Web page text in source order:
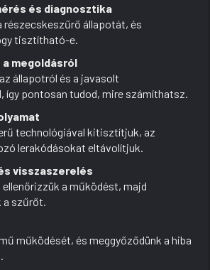
és diagnosztika
részecskeszűrő állapotát, és
tisztítható-e.
megoldásról
állapotról és a javasolt
így pontosan tudod, mire számíthatsz.
technológiával kitisztítjuk, az
lerakódásokat eltávolítjuk.
visszaszerelés
a működést, majd
szűrőt.
működését, és meggyőződünk a hiba